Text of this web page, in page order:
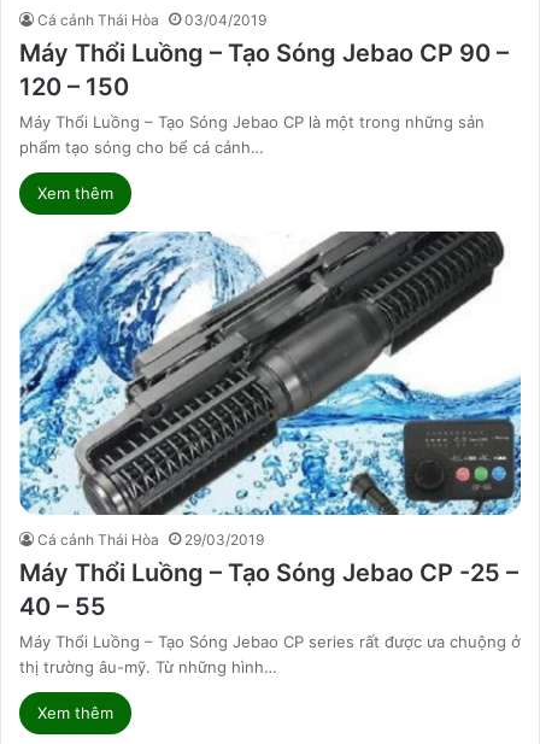
Cá cảnh Thái Hòa 03/04/2019
Máy Thổi Luồng – Tạo Sóng Jebao CP 90 –
120 – 150
Máy Thổi Luồng – Tạo Sóng Jebao CP là một trong những sản
phẩm tạo sóng cho bể cá cảnh…
Xem thêm
Cá cảnh Thái Hòa 29/03/2019
Máy Thổi Luồng – Tạo Sóng Jebao CP -25 –
40 – 55
Máy Thổi Luồng – Tạo Sóng Jebao CP series rất được ưa chuộng ở
thị trường âu-mỹ. Từ những hình…
Xem thêm